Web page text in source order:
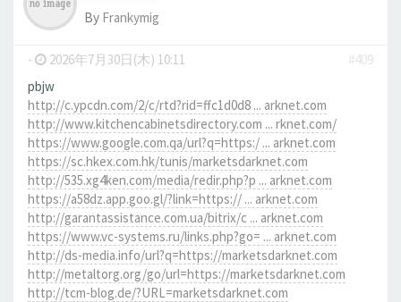
By Frankymig
- 2026年7月30日(木) 10:11
#409
pbjw
http://c.ypcdn.com/2/c/rtd?rid=ffc1d0d8 ... arknet.com
http://www.kitchencabinetsdirectory.com ... rknet.com/
https://www.google.com.qa/url?q=https:/ ... arknet.com
https://sc.hkex.com.hk/tunis/marketsdarknet.com
http://535.xg4ken.com/media/redir.php?p ... arknet.com
https://a58dz.app.goo.gl/?link=https:// ... arknet.com
http://garantassistance.com.ua/bitrix/c ... arknet.com
https://www.vc-systems.ru/links.php?go= ... arknet.com
http://ds-media.info/url?q=https://marketsdarknet.com
http://metaltorg.org/go/url=https://marketsdarknet.com
http://tcm-blog.de/?URL=marketsdarknet.com